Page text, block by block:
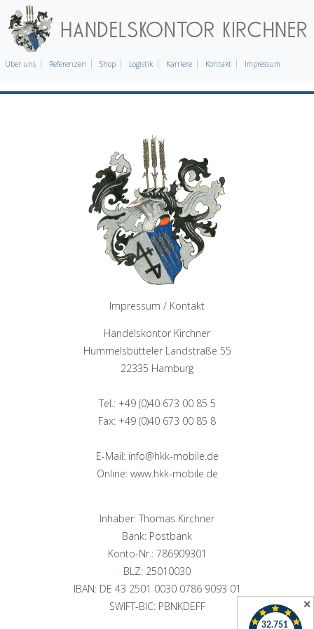
Über uns Referenzen Shop Logistik Karriere Kontakt Impressum
Impressum / Kontakt
Handelskontor Kirchner
Hummelsbütteler Landstraße 55
22335 Hamburg
Tel.: +49 (0)40 673 00 85 5
Fax: +49 (0)40 673 00 85 8
E-Mail: info@hkk-mobile.de
Online: www.hkk-mobile.de
Inhaber: Thomas Kirchner
Bank: Postbank
Konto-Nr.: 786909301
BLZ: 25010030
IBAN: DE 43 2501 0030 0786 9093 01
SWIFT-BIC: PBNKDEFF
✕